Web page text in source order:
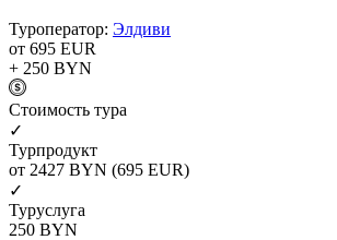
Туроператор: Элдиви
от 695 EUR
+ 250 BYN
Cтоимость тура
✓
Турпродукт
от 2427 BYN (695 EUR)
✓
Туруслуга
250 BYN